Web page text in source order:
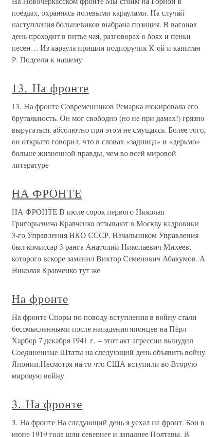
поездах, охраняясь полевыми караулами. На случай
наступления большевиков выбрана позиция. В вагонах
день проходит в питье чая, разговорах о боях и пеньи
песен… Из караула пришли подпоручик К-ой и капитан
Р. Подсели к нашему
13. На фронте
13. На фронте Современников Ремарка шокировала его
брутальность. Он мог свободно (но не при дамах!) грязно
выругаться, абсолютно при этом не смущаясь. Более того,
он открыто говорил, что в словах «задница» и «дерьмо»
больше жизненной правды, чем во всей мировой
литературе
НА ФРОНТЕ
НА ФРОНТЕ В июле сорок первого Николая
Григорьевича Кравченко отзывают в Москву кадровики
3-го Управления НКО СССР. Начальником Управления
был комиссар 3 ранга Анатолий Николаевич Михеев,
которого вскоре заменил Виктор Семенович Абакумов. А
Николая Кравченко тут же
На фронте
На фронте Споры по поводу вступления в войну стали
бессмысленными после нападения японцев на Пёрл-
Харбор 7 декабря 1941 г. – этот акт агрессии вынудил
Соединенные Штаты на следующий день объявить войну
Японии.Несмотря на то что США вступили во Вторую
мировую войну
3. На фронте
3. На фронте На следующий день я уехал на фронт. Бои в
июне 1919 года шли севернее и западнее Полтавы. В